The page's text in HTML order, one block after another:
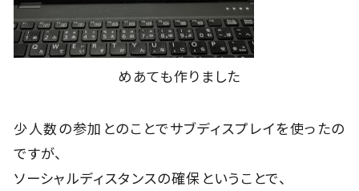
めあても作りました
少人数の参加とのことでサブディスプレイを使ったの
ですが、
ソーシャルディスタンスの確保ということで、